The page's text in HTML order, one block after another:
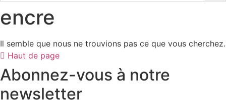
encre
Il semble que nous ne trouvions pas ce que vous cherchez.
Haut de page
Abonnez-vous à notre
newsletter